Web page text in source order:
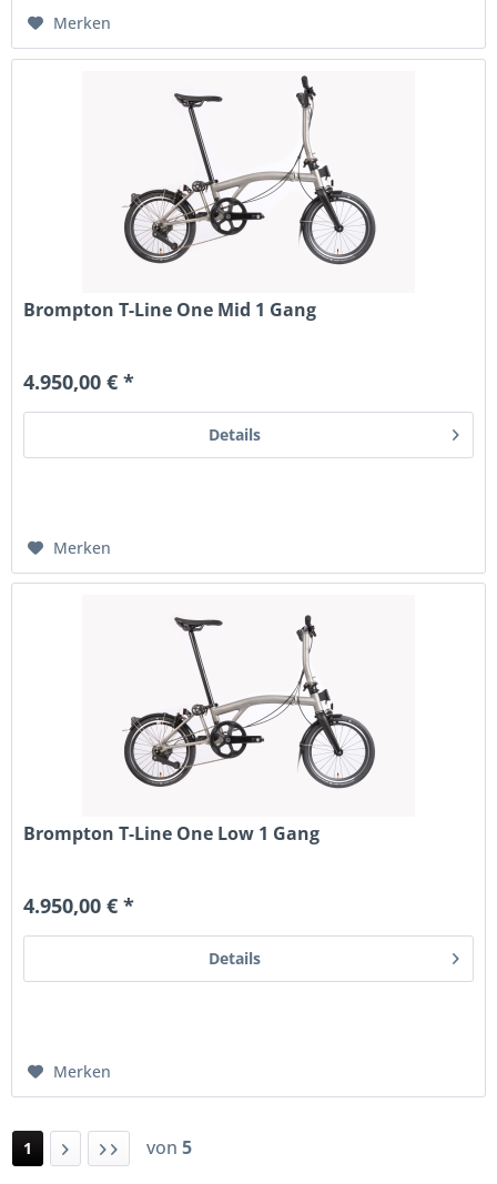
Merken
Brompton T-Line One Mid 1 Gang
4.950,00 € *
Details
Merken
Brompton T-Line One Low 1 Gang
4.950,00 € *
Details
Merken
1 von 5